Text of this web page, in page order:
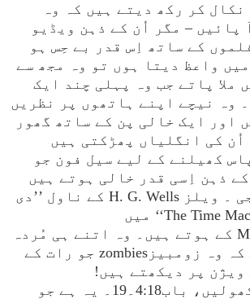
نکال کر رکھ دیتے ہیں کہ وہ
پائیں – مگر اُن کے ذہن ویڈیو
کے ساتھ اِس قدر بے حِس ہو
واعظ دیتا ہوں تو وہ مجھ سے
ملا پاتے جب وہ پہلی چند ایک
وہ نیچے اپنے ہاتھوں پر نظریں
اور ایک خالی پن کے ساتھ گھور
اُن کی انگلیاں پھڑکتی ہیں
کھیلنے کے لیے سیل فون جو
ذہن اِسی قدر خالی ہوتے ہیں
جتنے کہ ایچ۔ جی ۔ ویلز H. G. Wells کے ناول ’’دی
ٹائم مشین The Time Machine‘‘ میں
مورلوکسMorlocks کے ہوتے ہیں۔ وہ اتنے ہی مُردہ
ہوتے ہیں جتنے کہ وہ زومبیزzombies جو رات کے
ویژن پر دیکھتے ہیں!
اب لوقا کھولیں، باب4:18۔19۔ یہ ہے جو